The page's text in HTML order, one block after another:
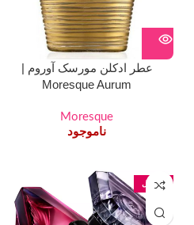
عطر ادکلن مورسک آوروم |
Moresque Aurum
Moresque
ناموجود
75 میل